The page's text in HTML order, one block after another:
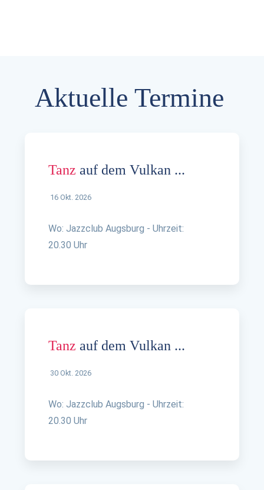
Aktuelle Termine
Tanz auf dem Vulkan ...
16 Okt. 2026
Wo: Jazzclub Augsburg - Uhrzeit:
20.30 Uhr
Tanz auf dem Vulkan ...
30 Okt. 2026
Wo: Jazzclub Augsburg - Uhrzeit:
20.30 Uhr